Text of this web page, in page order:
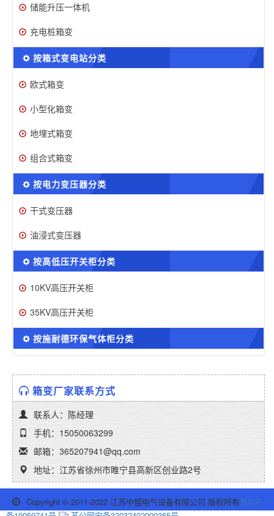
储能升压一体机
充电桩箱变
按箱式变电站分类
欧式箱变
小型化箱变
地埋式箱变
组合式箱变
按电力变压器分类
干式变压器
油浸式变压器
按高低压开关柜分类
10KV高压开关柜
35KV高压开关柜
按施耐德环保气体柜分类
箱变厂家联系方式
联系人：陈经理
手机：15050063299
邮箱：365207941@qq.com
地址：江苏省徐州市睢宁县高新区创业路2号
Copyright © 2011-2022 江苏中盟电气设备有限公司 版权所有苏ICP